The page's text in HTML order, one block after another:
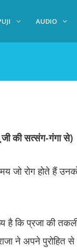
AUDIO
जी की सत्संग-गंगा से)
जो रोग होते हैं
है कि प्रजा
ने अपने पुरोहित से